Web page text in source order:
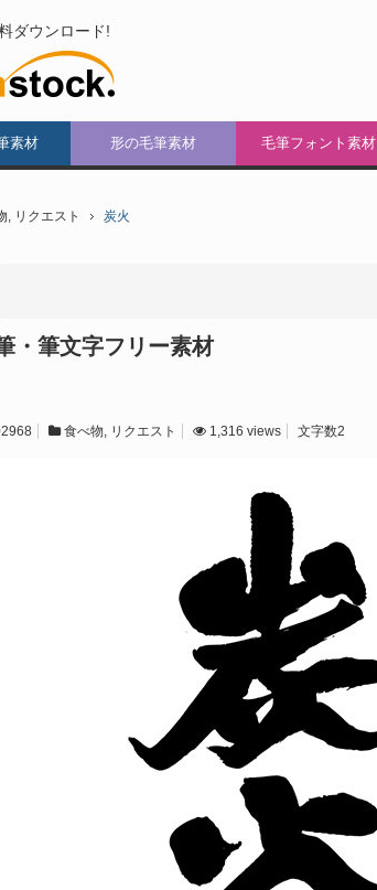
ダウンロード!
素材 形の毛筆素材 毛筆フォント素材
, リクエスト 炭火
・筆文字フリー素材
食べ物, リクエスト 1,316 views 文字数2